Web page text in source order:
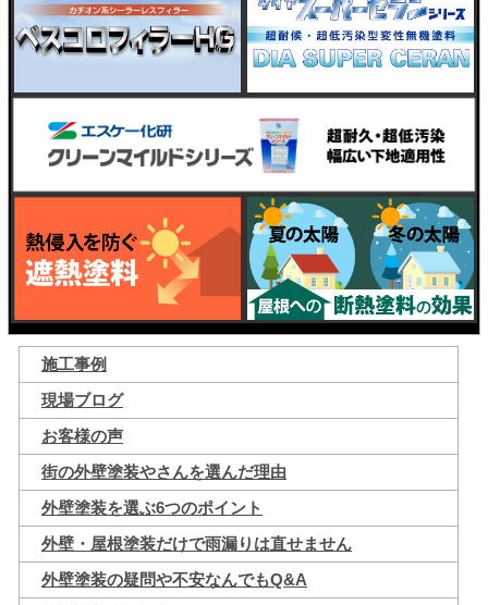
施工事例
現場ブログ
お客様の声
街の外壁塗装やさんを選んだ理由
外壁塗装を選ぶ6つのポイント
外壁・屋根塗装だけで雨漏りは直せません
外壁塗装の疑問や不安なんでもQ&A